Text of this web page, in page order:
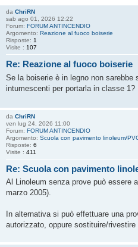
da ChriRN
sab ago 01, 2026 12:22
Forum: FORUM ANTINCENDIO
Argomento: Reazione al fuoco boiserie
Risposte: 1
Visite : 107
Re: Reazione al fuoco boiserie
Se la boiserie è in legno non sarebbe
intumescenti per portarla in classe 1?
da ChriRN
ven lug 24, 2026 11:00
Forum: FORUM ANTINCENDIO
Argomento: Scuola con pavimento linoleum/
Risposte: 6
Visite : 411
Re: Scuola con pavimento
Al Linoleum senza prove può essere
marzo 2005).
In alternativa si può effettuare una
autorizzato, oppure sostituire/